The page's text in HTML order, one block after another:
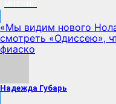
«Мы видим нового
смотреть «Одиссею»,
фиаско
Надежда Губарь